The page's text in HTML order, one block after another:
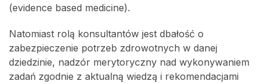
(evidence based medicine).
Natomiast rolą konsultantów jest dbałość o
zabezpieczenie potrzeb zdrowotnych w danej
dziedzinie, nadzór merytoryczny nad wykonywaniem
zadań zgodnie z aktualną wiedzą i rekomendacjami